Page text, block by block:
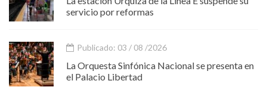
servicio por reformas
Publicado: 03 / 08 /2026
La Orquesta Sinfónica Nacional se presenta en
el Palacio Libertad